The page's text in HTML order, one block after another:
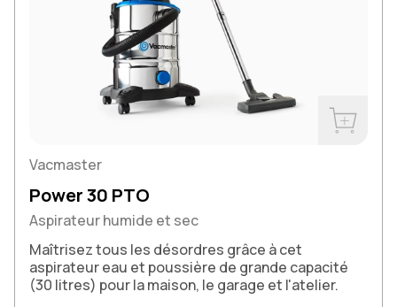
Vacmaster
Power 30 PTO
Aspirateur humide et sec
Maîtrisez tous les désordres grâce à cet
aspirateur eau et poussière de grande capacité
(30 litres) pour la maison, le garage et l'atelier.